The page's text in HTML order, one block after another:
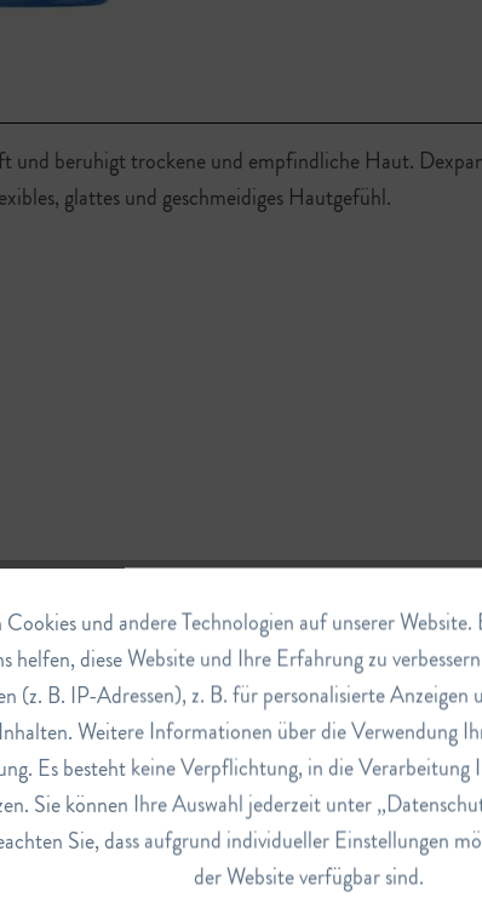
und beruhigt trockene und empfindliche Haut.
glattes und geschmeidiges Hautgefühl.
und andere Technologien auf unserer Website.
helfen, diese Website und Ihre Erfahrung zu
(z. B. IP-Adressen), z. B. für personalisierte Anzeigen
Weitere Informationen über die Verwendung
Es besteht keine Verpflichtung, in die Verarbeitung
Sie können Ihre Auswahl jederzeit unter
Sie, dass aufgrund individueller Einstellungen
der Website verfügbar sind.